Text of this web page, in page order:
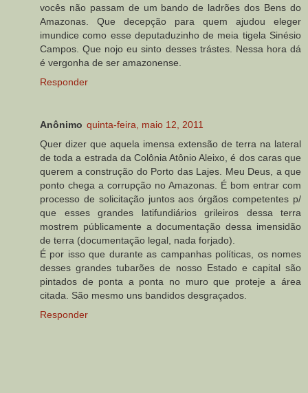
vocês não passam de um bando de ladrões dos Bens do
Amazonas. Que decepção para quem ajudou eleger
imundice como esse deputaduzinho de meia tigela Sinésio
Campos. Que nojo eu sinto desses trástes. Nessa hora dá
é vergonha de ser amazonense.
Responder
Anônimo quinta-feira, maio 12, 2011
Quer dizer que aquela imensa extensão de terra na lateral
de toda a estrada da Colônia Atônio Aleixo, é dos caras que
querem a construção do Porto das Lajes. Meu Deus, a que
ponto chega a corrupção no Amazonas. É bom entrar com
processo de solicitação juntos aos órgãos competentes p/
que esses grandes latifundiários grileiros dessa terra
mostrem públicamente a documentação dessa imensidão
de terra (documentação legal, nada forjado).
É por isso que durante as campanhas políticas, os nomes
desses grandes tubarões de nosso Estado e capital são
pintados de ponta a ponta no muro que proteje a área
citada. São mesmo uns bandidos desgraçados.
Responder